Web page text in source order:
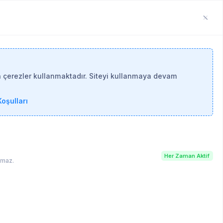
kullanmaktadır. Siteyi kullanmaya devam
Her Zaman Aktif